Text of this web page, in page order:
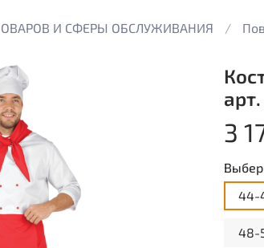
И СФЕРЫ ОБСЛУЖИВАНИЯ
3
44-
48-